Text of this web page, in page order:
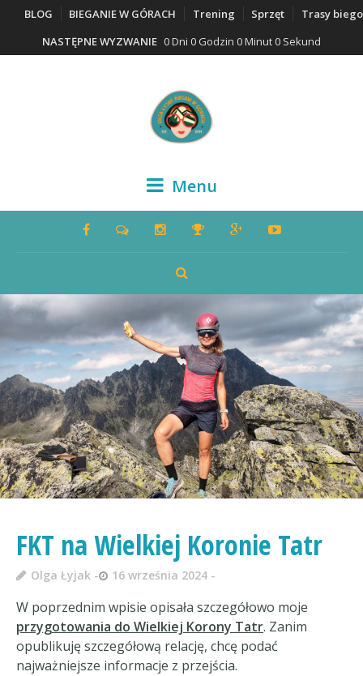
BLOG BIEGANIE W GÓRACH Trening Sprzęt
Trasy
NASTĘPNE WYZWANIE 0 Dni 0 Godzin 0 Minut 0 Sekund
Menu
FKT na Wielkiej Koronie Tatr
Olga Łyjak 16 września 2024
W poprzednim wpisie opisała szczegółowo moje
przygotowania do Wielkiej Korony Tatr. Zanim
opublikuję szczegółową relację, chcę podać
najważniejsze informacje z przejścia.